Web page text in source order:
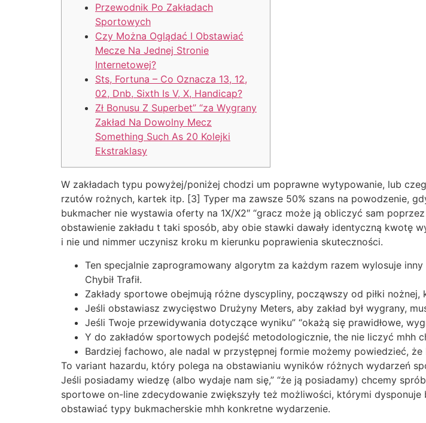
Przewodnik Po Zakładach
Sportowych
Czy Można Oglądać I Obstawiać
Mecze Na Jednej Stronie
Internetowej?
Sts, Fortuna – Co Oznacza 13, 12,
02, Dnb, Sixth Is V, X, Handicap?
Zł Bonusu Z Superbet” “za Wygrany
Zakład Na Dowolny Mecz
Something Such As 20 Kolejki
Ekstraklasy
W zakładach typu powyżej/poniżej chodzi um poprawne wytypowanie, lub
rzutów rożnych, kartek itp. [3] Typer ma zawsze 50% szans na powodzenie,
bukmacher nie wystawia oferty na 1X/X2″ “gracz może ją obliczyć sam
obstawienie zakładu t taki sposób, aby obie stawki dawały identyczną
i nie und nimmer uczynisz kroku m kierunku poprawienia skuteczności.
Ten specjalnie zaprogramowany algorytm za każdym razem wylosuje
Chybił Trafił.
Zakłady sportowe obejmują różne dyscypliny, począwszy od piłki
Jeśli obstawiasz zwycięstwo Drużyny Meters, aby zakład był wygrany,
Jeśli Twoje przewidywania dotyczące wyniku” “okażą się prawidłowe,
Y do zakładów sportowych podejść metodologicznie, the nie liczyć mhh
Bardziej fachowo, ale nadal w przystępnej formie możemy powiedzieć, że
To variant hazardu, który polega na obstawianiu wyników różnych wydarzeń
Jeśli posiadamy wiedzę (albo wydaje nam się,” “że ją posiadamy) chcemy
sportowe on-line zdecydowanie zwiększyły też możliwości, którymi
obstawiać typy bukmacherskie mhh konkretne wydarzenie.